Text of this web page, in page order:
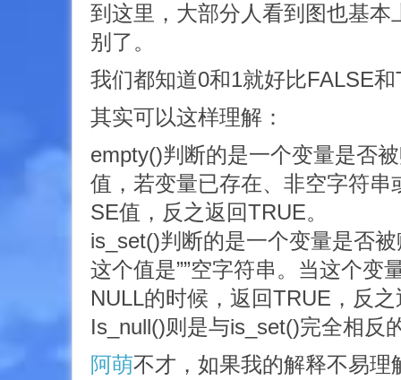
到这里，大部分人看到图也基本
别了。
我们都知道0和1就好比FALSE
其实可以这样理解：
empty()判断的是一个变量是否
值，若变量已存在、非空字符串
SE值，反之返回TRUE。
is_set()判断的是一个变量是否
这个值是””空字符串。当这个变
NULL的时候，返回TRUE，反
Is_null()则是与is_set()完全相反
阿萌不才，如果我的解释不易理